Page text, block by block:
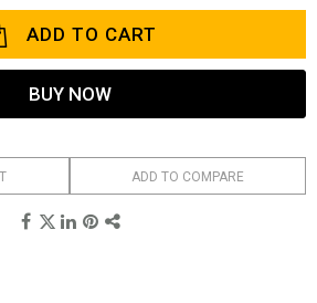
ADD TO CART
BUY NOW
ADD TO COMPARE